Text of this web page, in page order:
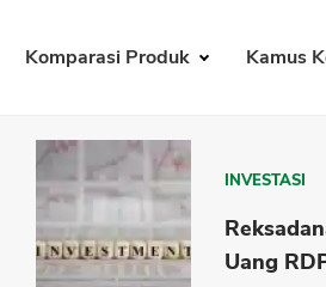
Komparasi Produk Kamus
INVESTASI
Uang